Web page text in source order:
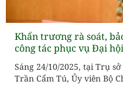
Khẩn trương rà soát,
công tác phục vụ Đại
Sáng 24/10/2025, tại Trụ
Trần Cẩm Tú, Ủy viên Bộ